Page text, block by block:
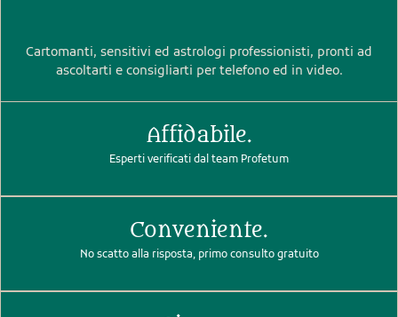
Cartomanti, sensitivi ed astrologi professionisti, pronti ad
ascoltarti e consigliarti per telefono ed in video.
Affidabile.
Esperti verificati dal team Profetum
Conveniente.
No scatto alla risposta, primo consulto gratuito